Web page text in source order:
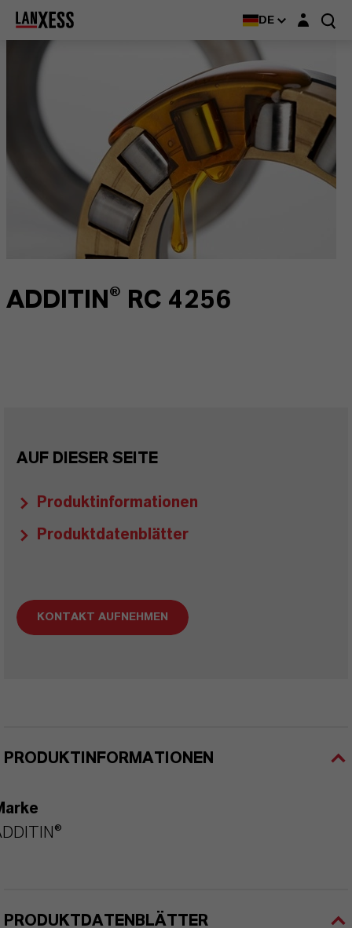
DE Login-Maske
ADDITIN® RC 4256
AUF DIESER SEITE
Produktinformationen
Produktdatenblätter
KONTAKT AUFNEHMEN
PRODUKTINFORMATIONEN
PRODUKTDATENBLÄTTER